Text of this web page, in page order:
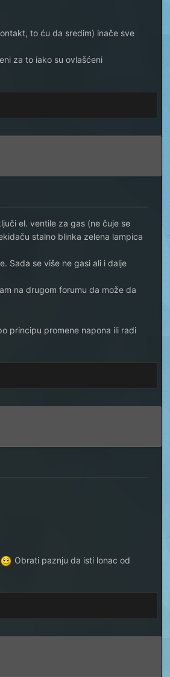
to ću da sredim) inače sve
za to iako su ovlašćeni
el. ventile za gas (ne čuje se
stalno blinka zelena lampica
Sada se više ne gasi ali i dalje
na drugom forumu da može da
principu promene napona ili radi
Obrati paznju da isti lonac od